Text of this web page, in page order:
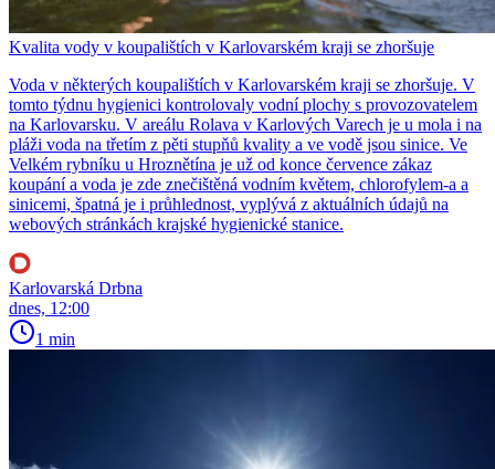
Kvalita vody v koupalištích v Karlovarském kraji se zhoršuje
Voda v některých koupalištích v Karlovarském kraji se zhoršuje. V
tomto týdnu hygienici kontrolovaly vodní plochy s provozovatelem
na Karlovarsku. V areálu Rolava v Karlových Varech je u mola i na
pláži voda na třetím z pěti stupňů kvality a ve vodě jsou sinice. Ve
Velkém rybníku u Hroznětína je už od konce července zákaz
koupání a voda je zde znečištěná vodním květem, chlorofylem-a a
sinicemi, špatná je i průhlednost, vyplývá z aktuálních údajů na
webových stránkách krajské hygienické stanice.
Karlovarská Drbna
dnes, 12:00
1 min